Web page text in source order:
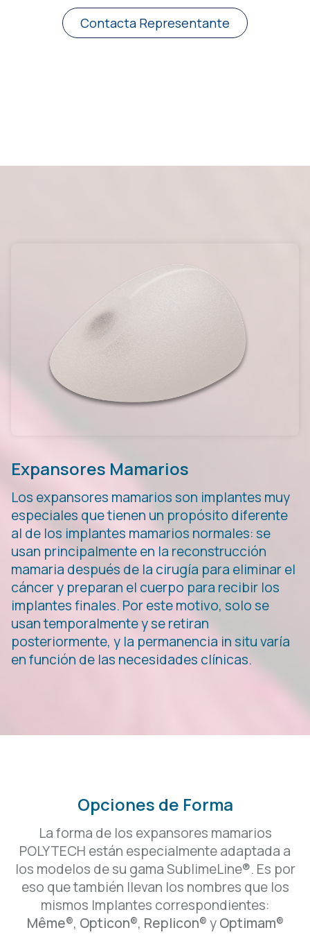
Contacta Representante
Expansores Mamarios
Los expansores mamarios son implantes muy
especiales que tienen un propósito diferente
al de los implantes mamarios normales: se
usan principalmente en la reconstrucción
mamaria después de la cirugía para eliminar el
cáncer y preparan el cuerpo para recibir los
implantes finales. Por este motivo, solo se
usan temporalmente y se retiran
posteriormente, y la permanencia in situ varía
en función de las necesidades clínicas.
Opciones de Forma
La forma de los expansores mamarios
POLYTECH están especialmente adaptada a
los modelos de su gama SublimeLine®. Es por
eso que también llevan los nombres que los
mismos Implantes correspondientes:
Même®, Opticon®, Replicon®yOptimam®